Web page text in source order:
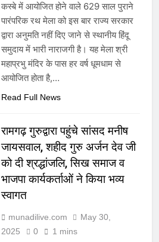
कस्बे में आयोजित होने वाले 629 साल पुराने
पारंपरिक रथ मेला को इस बार राज्य सरकार
द्वारा अनुमति नहीं दिए जाने से स्थानीय हिंदू
समुदाय में भारी नाराजगी है। यह मेला श्री
महाप्रभु मंदिर के पास हर वर्ष धूमधाम से
आयोजित होता है,…
Read Full News
रामगढ़ गुरुद्वारा पहुंचे सांसद मनीष
जायसवाल, शहीद गुरु अर्जन देव जी
को दी श्रद्धांजलि, सिख समाज व
भाजपा कार्यकर्ताओं ने किया भव्य
स्वागत
munadilive.com
May 30,
2025
0 1 mins